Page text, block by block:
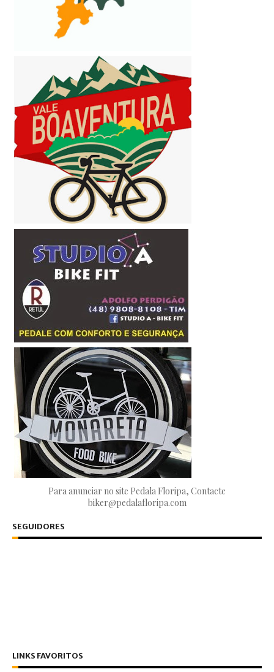
Para anunciar no site Pedala Floripa, Contacte
biker@pedalafloripa.com
SEGUIDORES
LINKS FAVORITOS